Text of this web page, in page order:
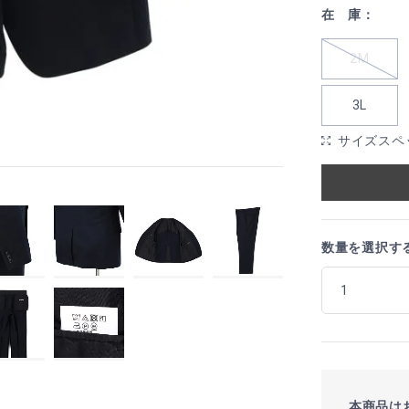
在 庫：
2M
3L
サイズスペ
数量を選択す
本商品は